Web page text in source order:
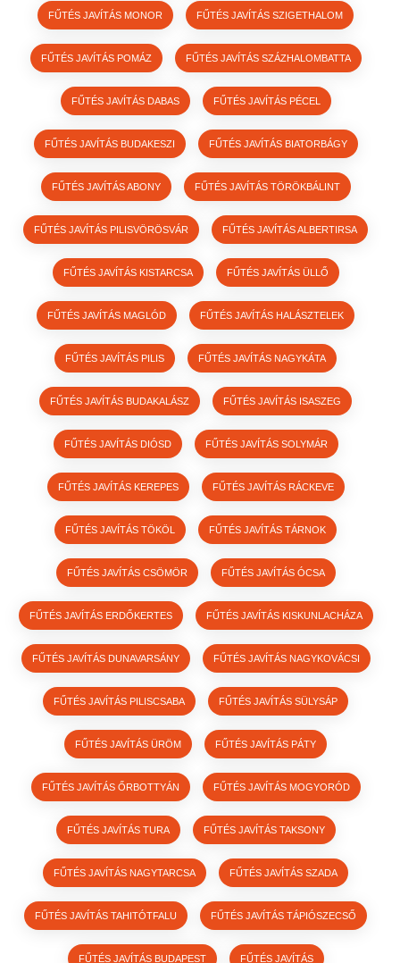
FŰTÉS JAVÍTÁS MONOR FŰTÉS JAVÍTÁS SZIGETHALOM
FŰTÉS JAVÍTÁS POMÁZ FŰTÉS JAVÍTÁS SZÁZHALOMBATTA
FŰTÉS JAVÍTÁS DABAS FŰTÉS JAVÍTÁS PÉCEL
FŰTÉS JAVÍTÁS BUDAKESZI FŰTÉS JAVÍTÁS BIATORBÁGY
FŰTÉS JAVÍTÁS ABONY FŰTÉS JAVÍTÁS TÖRÖKBÁLINT
FŰTÉS JAVÍTÁS PILISVÖRÖSVÁR FŰTÉS JAVÍTÁS ALBERTIRSA
FŰTÉS JAVÍTÁS KISTARCSA FŰTÉS JAVÍTÁS ÜLLŐ
FŰTÉS JAVÍTÁS MAGLÓD FŰTÉS JAVÍTÁS HALÁSZTELEK
FŰTÉS JAVÍTÁS PILIS FŰTÉS JAVÍTÁS NAGYKÁTA
FŰTÉS JAVÍTÁS BUDAKALÁSZ FŰTÉS JAVÍTÁS ISASZEG
FŰTÉS JAVÍTÁS DIÓSD FŰTÉS JAVÍTÁS SOLYMÁR
FŰTÉS JAVÍTÁS KEREPES FŰTÉS JAVÍTÁS RÁCKEVE
FŰTÉS JAVÍTÁS TÖKÖL FŰTÉS JAVÍTÁS TÁRNOK
FŰTÉS JAVÍTÁS CSÖMÖR FŰTÉS JAVÍTÁS ÓCSA
FŰTÉS JAVÍTÁS ERDŐKERTES FŰTÉS JAVÍTÁS KISKUNLACHÁZA
FŰTÉS JAVÍTÁS DUNAVARSÁNY FŰTÉS JAVÍTÁS NAGYKOVÁCSI
FŰTÉS JAVÍTÁS PILISCSABA FŰTÉS JAVÍTÁS SÜLYSÁP
FŰTÉS JAVÍTÁS ÜRÖM FŰTÉS JAVÍTÁS PÁTY
FŰTÉS JAVÍTÁS ŐRBOTTYÁN FŰTÉS JAVÍTÁS MOGYORÓD
FŰTÉS JAVÍTÁS TURA FŰTÉS JAVÍTÁS TAKSONY
FŰTÉS JAVÍTÁS NAGYTARCSA FŰTÉS JAVÍTÁS SZADA
FŰTÉS JAVÍTÁS TAHITÓTFALU FŰTÉS JAVÍTÁS TÁPIÓSZECSŐ
FŰTÉS JAVÍTÁS BUDAPEST FŰTÉS JAVÍTÁS